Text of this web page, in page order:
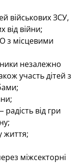
військових ЗСУ,
від війни;
з місцевими
незалежно
участь дітей з
від гри
життя;
міжсекторні